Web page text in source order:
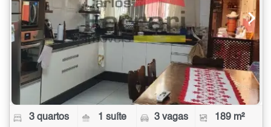
3 quartos 1 suíte 3 vagas 189 m²